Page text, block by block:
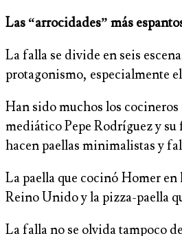
Las “arrocidades” más
La falla se divide en seis
protagonismo, especialmente
Han sido muchos los
mediático Pepe Rodríguez y
hacen paellas minimalistas y
La paella que cocinó Homer
Reino Unido y la pizza-paella
La falla no se olvida tampoco